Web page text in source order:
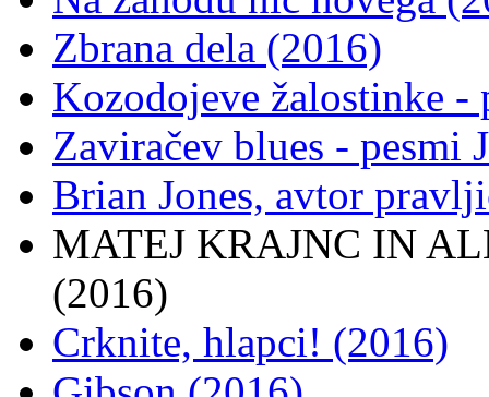
Zbrana dela (2016)
Kozodojeve žalostinke -
Zaviračev blues - pesmi
Brian Jones, avtor
MATEJ KRAJNC IN
(2016)
Crknite, hlapci! (2016)